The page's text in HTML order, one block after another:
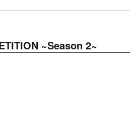
~Season 2~